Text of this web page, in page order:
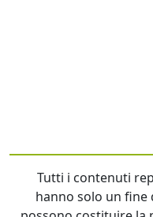
Tutti i contenuti
hanno solo un fine